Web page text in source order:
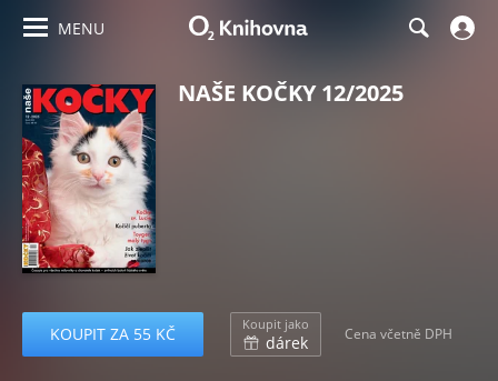
MENU
NAŠE KOČKY 12/2025
KOUPIT ZA 55 KČ Koupit jako
dárek Cena včetně DPH